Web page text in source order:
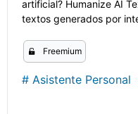
artificial? Humanize AI
textos generados por
Freemium
# Asistente Personal